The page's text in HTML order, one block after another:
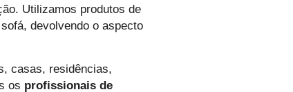
Utilizamos produtos de
devolvendo o aspecto
casas, residências,
os profissionais de